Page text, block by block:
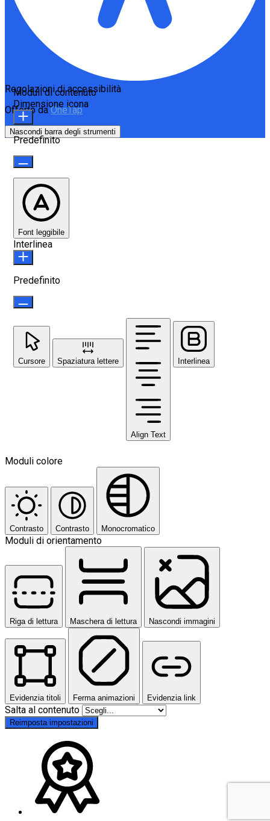
Regolazioni di accessibilità
Offerto daOneTap
Nascondi barra degli strumenti
Moduli di contenuto
Dimensione icona
Predefinito
Font leggibile
Interlinea
Predefinito
Cursore Spaziatura lettere
Align Text
Interlinea
Moduli colore
Contrasto Contrasto Monocromatico
Moduli di orientamento
Riga di lettura Maschera di lettura Nascondi immagini
Evidenzia titoli Ferma animazioni Evidenzia link
Salta al contenuto
Reimposta impostazioni